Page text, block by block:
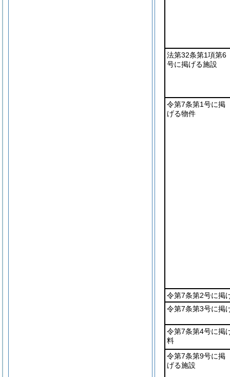
法第32条第1項第6
号に掲げる施設
令第7条第1号に掲
げる物件
令第7条第2号に掲
令第7条第3号に掲
令第7条第4号に掲
料
令第7条第9号に掲
げる施設